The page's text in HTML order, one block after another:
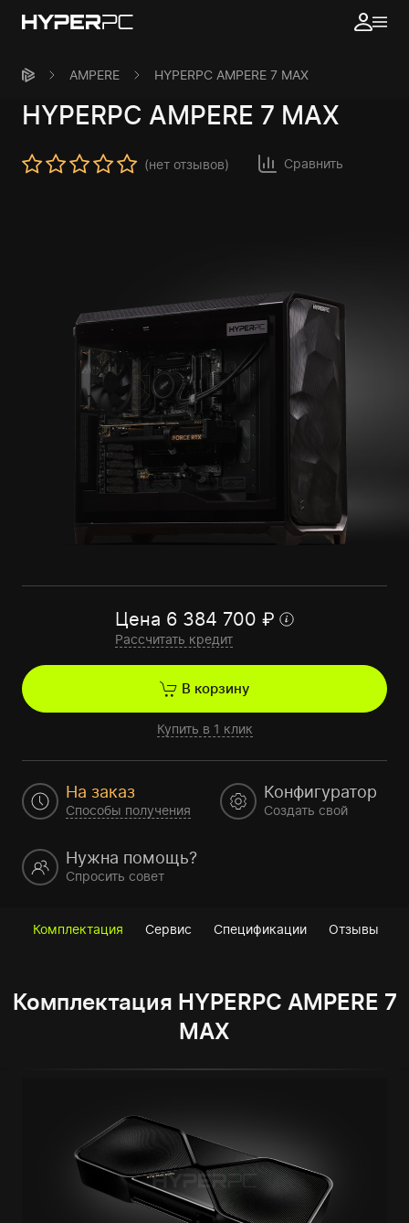
AMPERE HYPERPC AMPERE 7 MAX
HYPERPC AMPERE 7 MAX
(нет отзывов) Сравнить
Цена 6 384 700 ₽
Рассчитать кредит
В корзину
Купить в 1 клик
На заказ
Способы получения
Конфигуратор
Создать свой
Нужна помощь?
Спросить совет
Комплектация Сервис Спецификации Отзывы
Комплектация HYPERPC AMPERE 7
MAX